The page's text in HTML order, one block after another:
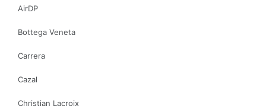
AirDP
Bottega Veneta
Carrera
Cazal
Christian Lacroix